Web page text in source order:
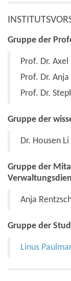
Gruppe der
Prof. Dr.
Prof. Dr.
Prof. Dr.
Gruppe der
Dr. Housen Li
Gruppe der
Anja
Gruppe der
Linus